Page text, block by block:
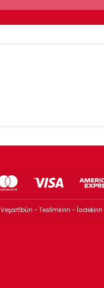
Veşartîbûn - Teslîmkirin - Îadekirin